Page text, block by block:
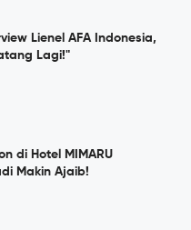
Lienel AFA Indonesia,
Lagi!"
di Hotel MIMARU
Makin Ajaib!